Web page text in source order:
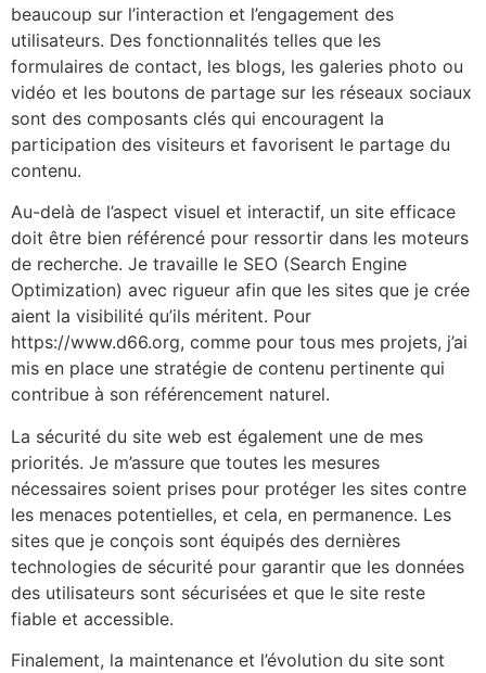
beaucoup sur l’interaction et l’engagement des
utilisateurs. Des fonctionnalités telles que les
formulaires de contact, les blogs, les galeries photo ou
vidéo et les boutons de partage sur les réseaux sociaux
sont des composants clés qui encouragent la
participation des visiteurs et favorisent le partage du
contenu.
Au-delà de l’aspect visuel et interactif, un site efficace
doit être bien référencé pour ressortir dans les moteurs
de recherche. Je travaille le SEO (Search Engine
Optimization) avec rigueur afin que les sites que je crée
aient la visibilité qu’ils méritent. Pour
https://www.d66.org, comme pour tous mes projets, j’ai
mis en place une stratégie de contenu pertinente qui
contribue à son référencement naturel.
La sécurité du site web est également une de mes
priorités. Je m’assure que toutes les mesures
nécessaires soient prises pour protéger les sites contre
les menaces potentielles, et cela, en permanence. Les
sites que je conçois sont équipés des dernières
technologies de sécurité pour garantir que les données
des utilisateurs sont sécurisées et que le site reste
fiable et accessible.
Finalement, la maintenance et l’évolution du site sont